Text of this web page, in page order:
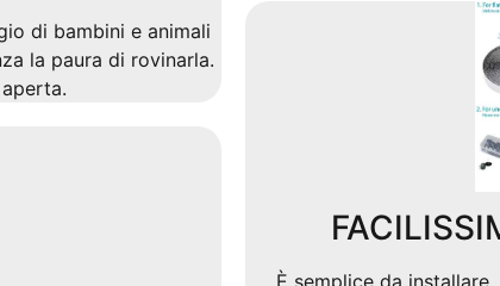
di bambini e animali
la paura di rovinarla.
È semplice da